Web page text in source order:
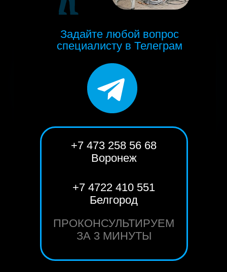
Задайте любой вопрос
специалисту в Телеграм
ПРОКОНСУЛЬТИРУЕМ
ЗА 3 МИНУТЫ
+7 4722 410 551
Белгород
+7 473 258 56 68
Воронеж